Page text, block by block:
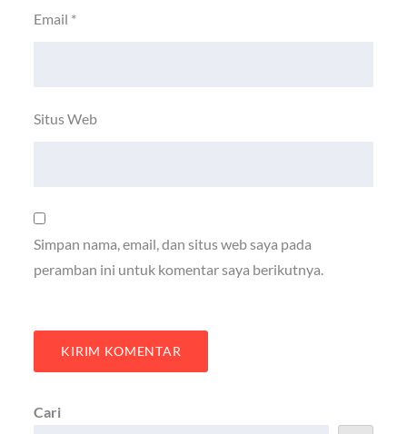
Email *
Situs Web
Simpan nama, email, dan situs web saya pada
peramban ini untuk komentar saya berikutnya.
Cari